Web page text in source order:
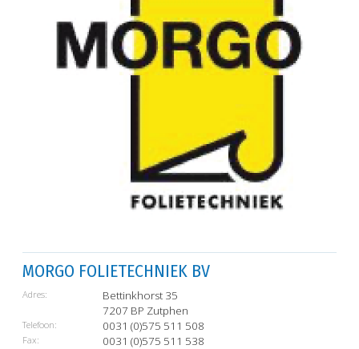
MORGO FOLIETECHNIEK BV
Adres:
Bettinkhorst 35
7207 BP Zutphen
Telefoon: 0031 (0)575 511 508
Fax: 0031 (0)575 511 538